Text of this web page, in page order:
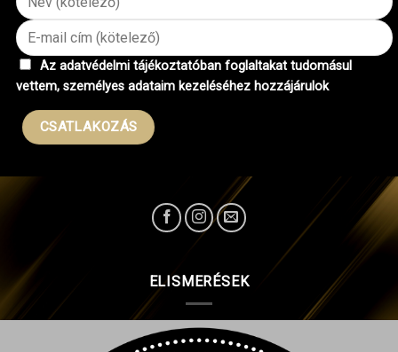
Az adatvédelmi tájékoztatóban foglaltakat tudomásul
vettem, személyes adataim kezeléséhez hozzájárulok
ELISMERÉSEK